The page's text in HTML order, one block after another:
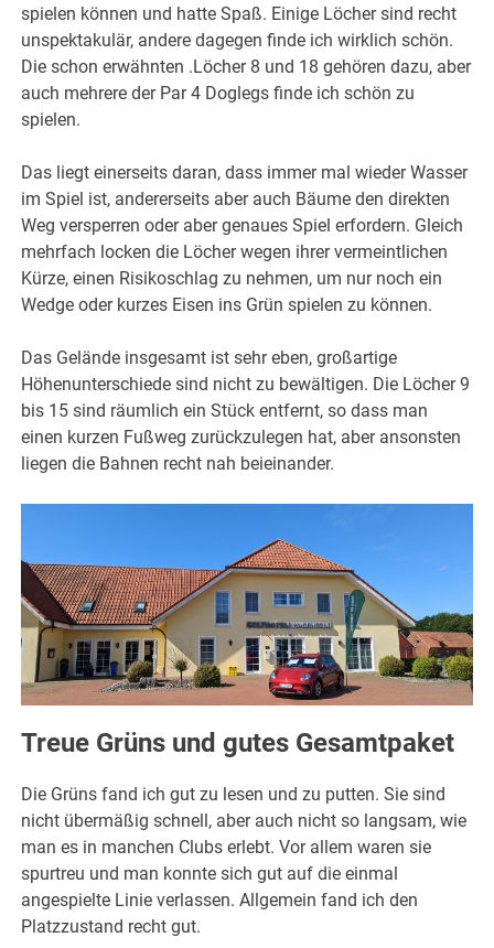
spielen können und hatte Spaß. Einige Löcher sind recht
unspektakulär, andere dagegen finde ich wirklich schön.
Die schon erwähnten .Löcher 8 und 18 gehören dazu, aber
auch mehrere der Par 4 Doglegs finde ich schön zu
spielen.
Das liegt einerseits daran, dass immer mal wieder Wasser
im Spiel ist, andererseits aber auch Bäume den direkten
Weg versperren oder aber genaues Spiel erfordern. Gleich
mehrfach locken die Löcher wegen ihrer vermeintlichen
Kürze, einen Risikoschlag zu nehmen, um nur noch ein
Wedge oder kurzes Eisen ins Grün spielen zu können.
Das Gelände insgesamt ist sehr eben, großartige
Höhenunterschiede sind nicht zu bewältigen. Die Löcher 9
bis 15 sind räumlich ein Stück entfernt, so dass man
einen kurzen Fußweg zurückzulegen hat, aber ansonsten
liegen die Bahnen recht nah beieinander.
Treue Grüns und gutes Gesamtpaket
Die Grüns fand ich gut zu lesen und zu putten. Sie sind
nicht übermäßig schnell, aber auch nicht so langsam, wie
man es in manchen Clubs erlebt. Vor allem waren sie
spurtreu und man konnte sich gut auf die einmal
angespielte Linie verlassen. Allgemein fand ich den
Platzzustand recht gut.